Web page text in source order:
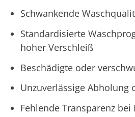
Schwankende
Standardisierte
hoher Verschleiß
Beschädigte oder
Unzuverlässige Abholung
Fehlende Transparenz bei